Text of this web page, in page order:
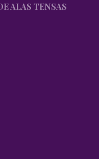
ALAS TENSAS